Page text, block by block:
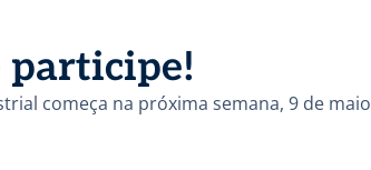
participe!
começa na próxima semana, 9 de maio